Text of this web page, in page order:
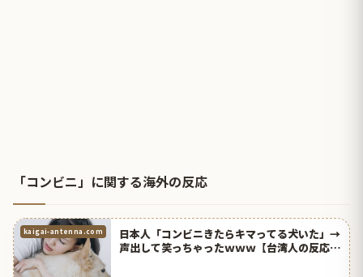
「コンビニ」に関する海外の反応
kaigai-antenna.com
日本人「コンビニきたらキマってる犬いた」→
声出して笑っちゃったｗｗｗ【台湾人の反応】